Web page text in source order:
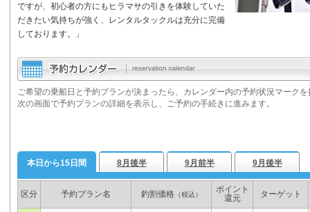
ですが、初心者の方にもヒラマサの引きを体験していた
だきたい気持ちが強く、レンタルタックルは充分に完備
しております。」
ご希望の乗船日と予約プランが決まったら、カレンダー内の予約状況マーク
次の画面で予約プランの詳細を表示し、ご予約の手続きに進みます。
本日から15日間 8月後半 9月前半 9月後半
区分 予約プラン名 釣割価格（税込）
ポイント
還元
ターゲット